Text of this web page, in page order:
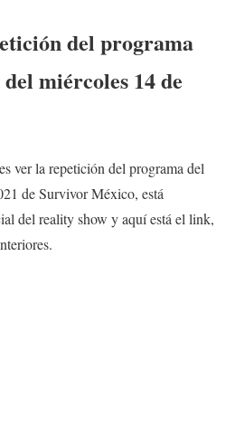
del programa
miércoles 14de
ver la repetición del programa del
de Survivor México, está
del reality show y aquí está el link,